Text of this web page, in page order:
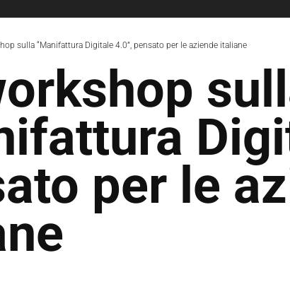
sulla “Manifattura Digitale 4.0”, pensato per le aziende italiane
per le